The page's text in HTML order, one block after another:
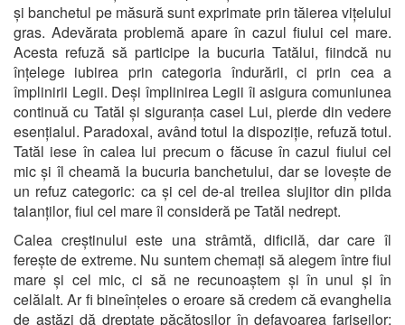
și banchetul pe măsură sunt exprimate prin tăierea vițelului
gras. Adevărata problemă apare în cazul fiului cel mare.
Acesta refuză să participe la bucuria Tatălui, fiindcă nu
înțelege iubirea prin categoria îndurării, ci prin cea a
împlinirii Legii. Deși împlinirea Legii îi asigura comuniunea
continuă cu Tatăl și siguranța casei Lui, pierde din vedere
esențialul. Paradoxal, având totul la dispoziție, refuză totul.
Tatăl iese în calea lui precum o făcuse în cazul fiului cel
mic și îl cheamă la bucuria banchetului, dar se lovește de
un refuz categoric: ca și cel de-al treilea slujitor din pilda
talanților, fiul cel mare îl consideră pe Tatăl nedrept.
Calea creștinului este una strâmtă, dificilă, dar care îl
ferește de extreme. Nu suntem chemați să alegem între fiul
mare și cel mic, ci să ne recunoaștem și în unul și în
celălalt. Ar fi bineînțeles o eroare să credem că evanghelia
de astăzi dă dreptate păcătoșilor în defavoarea fariseilor: